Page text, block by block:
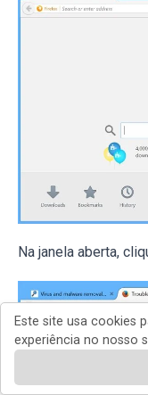
Na janela aberta,
Este site usa cookies
experiência no nosso